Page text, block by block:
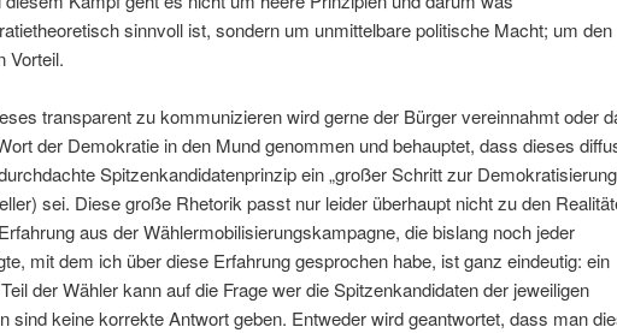
sinnvoll ist, sondern um unmittelbare politische Macht; um den
Vorteil.
transparent zu kommunizieren wird gerne der Bürger vereinnahmt oder
der Demokratie in den Mund genommen und behauptet, dass dieses
Spitzenkandidatenprinzip ein „großer Schritt zur
sei. Diese große Rhetorik passt nur leider überhaupt nicht zu den
aus der Wählermobilisierungskampagne, die bislang noch jeder
mit dem ich über diese Erfahrung gesprochen habe, ist ganz eindeutig: ein
der Wähler kann auf die Frage wer die Spitzenkandidaten der jeweiligen
sind keine korrekte Antwort geben. Entweder wird geantwortet, dass man